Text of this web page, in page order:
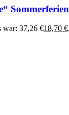
war: 37,26 €18,70 €